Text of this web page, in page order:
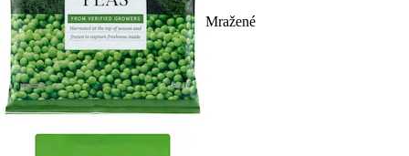
Mražené